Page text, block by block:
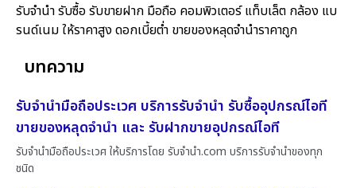
รับจำนำ รับซื้อ รับขายฝาก มือถือ คอมพิวเตอร์ แท็บเล็ต กล้อง แบ
รนด์เนม ให้ราคาสูง ดอกเบี้ยต่ำ ขายของหลุดจำนำราคาถูก
บทความ
รับจำนำมือถือประเวศ บริการรับจำนำ รับซื้ออุปกรณ์ไอที
ขายของหลุดจำนำ และ รับฝากขายอุปกรณ์ไอที
รับจำนำมือถือประเวศ ให้บริการโดย รับจํานํา.com บริการรับจำนำของทุก
ชนิด